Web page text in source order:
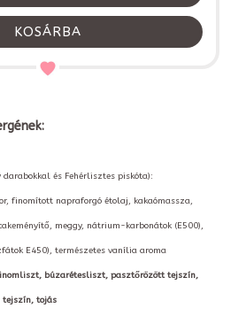
KOSÁRBA
darabokkal és Fehérlisztes piskóta):
finomított napraforgó étolaj, kakaómassza,
meggy, nátrium-karbonátok (E500),
E450), természetes vanília aroma
búzarétesliszt, pasztőrözött tejszín,
tejszín, tojás